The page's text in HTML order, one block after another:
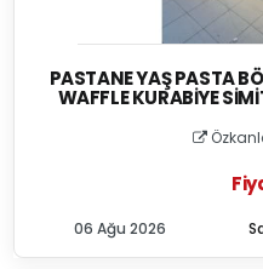
PASTANE YAŞ PASTA
WAFFLE KURABIYE
06 Ağu 2026